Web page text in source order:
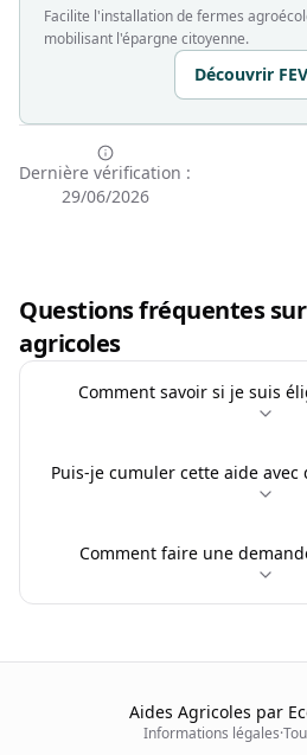
Facilite l'installation de fermes
mobilisant l'épargne citoyenne.
Découvrir
Dernière vérification :
29/06/2026
Questions fréquentes
agricoles
Comment savoir si je suis
Puis-je cumuler cette aide avec
Comment faire une
Aides Agricoles par
Informations légales·